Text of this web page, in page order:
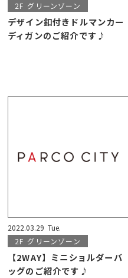
2F グリーンゾーン
デザイン釦付きドルマンカー
ディガンのご紹介です♪
2022.03.29 Tue.
2F グリーンゾーン
【2WAY】ミニショルダーバ
ッグのご紹介です♪